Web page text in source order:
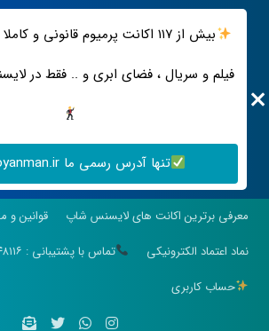
بیش از ۱۱۷ اکانت پرمیوم قانونی و
فیلم و سریال ، فضای ابری و .. فقط در
تنها آدرس رسمی ما shop.noyanman.ir
معرفی برترین اکانت های لایسنس شاپ
قوانین و
نماد اعتماد الکترونیکی
تماس با پشتیبانی : ۰۹۱۳۰۸۴۸۱۱۶
حساب کاربری